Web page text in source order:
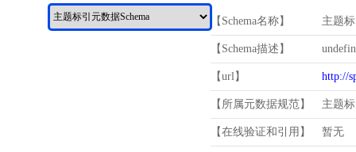
【Schema名称】 主题
【Schema描述】
【url】 http://
【所属元数据规范】 主题
【在线验证和引用】 暂无